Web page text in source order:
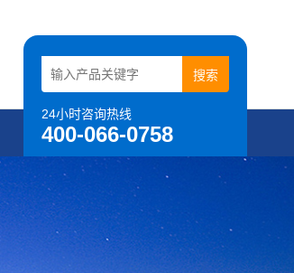
24小时咨询热线
400-066-0758